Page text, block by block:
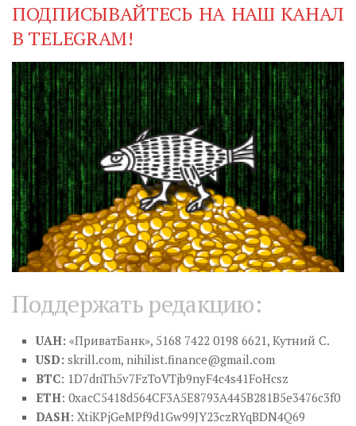
ПОДПИСЫВАЙТЕСЬ НА НАШ КАНАЛ
В TELEGRAM!
Поддержать редакцию:
UAH: «ПриватБанк», 5168 7422 0198 6621, Кутний С.
USD: skrill.com, nihilist.finance@gmail.com
BTC: 1D7dnTh5v7FzToVTjb9nyF4c4s41FoHcsz
ETH: 0xacC5418d564CF3A5E8793A445B281B5e3476c3f0
DASH: XtiKPjGeMPf9d1Gw99JY23czRYqBDN4Q69